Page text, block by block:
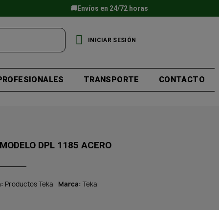
🚚Envíos en 24/72 horas
INICIAR SESIÓN
TRANSPORTE CONTACTO
DPL 1185 ACERO
Productos Teka Marca Teka